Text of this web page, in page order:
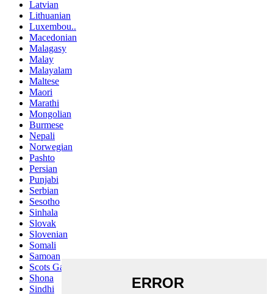
Latvian
Lithuanian
Luxembou..
Macedonian
Malagasy
Malay
Malayalam
Maltese
Maori
Marathi
Mongolian
Burmese
Nepali
Norwegian
Pashto
Persian
Punjabi
Serbian
Sesotho
Sinhala
Slovak
Slovenian
Somali
Samoan
Scots Gaelic
Shona
Sindhi